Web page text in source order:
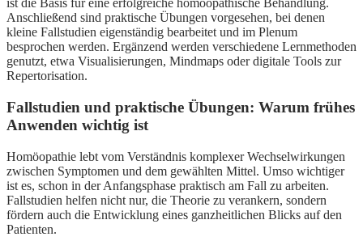
ist die Basis für eine erfolgreiche homöopathische Behandlung.
Anschließend sind praktische Übungen vorgesehen, bei denen
kleine Fallstudien eigenständig bearbeitet und im Plenum
besprochen werden. Ergänzend werden verschiedene Lernmethoden
genutzt, etwa Visualisierungen, Mindmaps oder digitale Tools zur
Repertorisation.
Fallstudien und praktische Übungen: Warum frühes
Anwenden wichtig ist
Homöopathie lebt vom Verständnis komplexer Wechselwirkungen
zwischen Symptomen und dem gewählten Mittel. Umso wichtiger
ist es, schon in der Anfangsphase praktisch am Fall zu arbeiten.
Fallstudien helfen nicht nur, die Theorie zu verankern, sondern
fördern auch die Entwicklung eines ganzheitlichen Blicks auf den
Patienten.